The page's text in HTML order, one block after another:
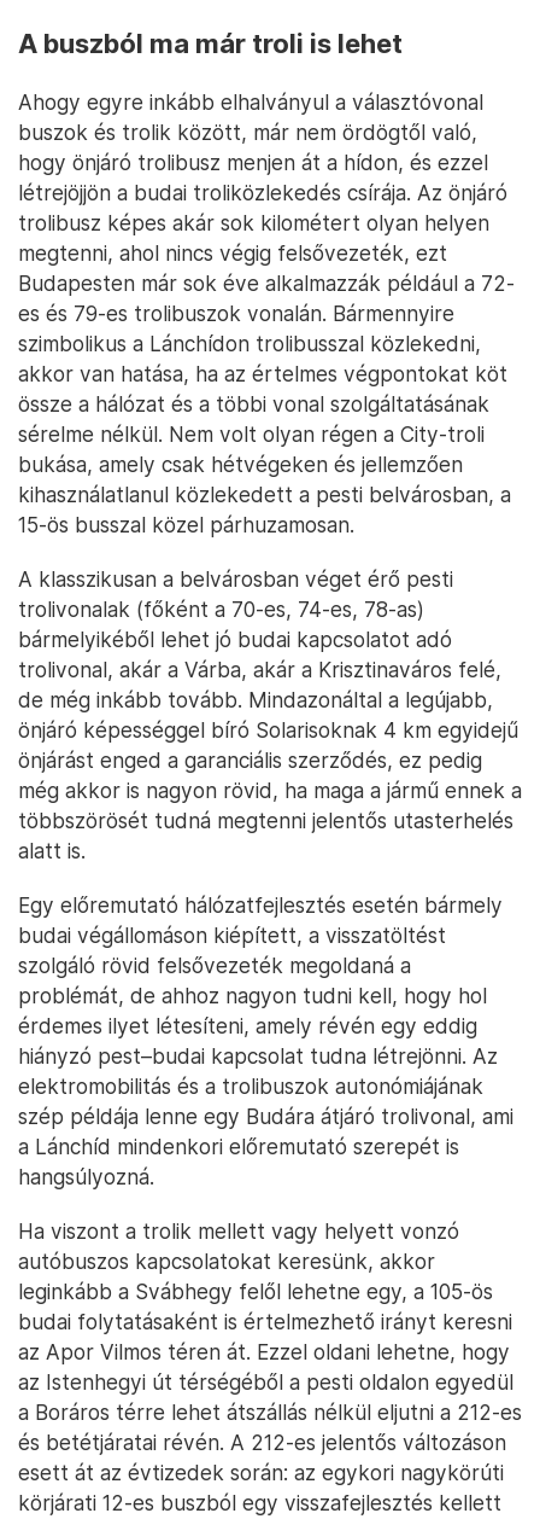
A buszból ma már troli is lehet
Ahogy egyre inkább elhalványul a választóvonal
buszok és trolik között, már nem ördögtől való,
hogy önjáró trolibusz menjen át a hídon, és ezzel
létrejöjjön a budai troliközlekedés csírája. Az önjáró
trolibusz képes akár sok kilométert olyan helyen
megtenni, ahol nincs végig felsővezeték, ezt
Budapesten már sok éve alkalmazzák például a 72-
es és 79-es trolibuszok vonalán. Bármennyire
szimbolikus a Lánchídon trolibusszal közlekedni,
akkor van hatása, ha az értelmes végpontokat köt
össze a hálózat és a többi vonal szolgáltatásának
sérelme nélkül. Nem volt olyan régen a City-troli
bukása, amely csak hétvégeken és jellemzően
kihasználatlanul közlekedett a pesti belvárosban, a
15-ös busszal közel párhuzamosan.
A klasszikusan a belvárosban véget érő pesti
trolivonalak (főként a 70-es, 74-es, 78-as)
bármelyikéből lehet jó budai kapcsolatot adó
trolivonal, akár a Várba, akár a Krisztinaváros felé,
de még inkább tovább. Mindazonáltal a legújabb,
önjáró képességgel bíró Solarisoknak 4 km egyidejű
önjárást enged a garanciális szerződés, ez pedig
még akkor is nagyon rövid, ha maga a jármű ennek a
többszörösét tudná megtenni jelentős utasterhelés
alatt is.
Egy előremutató hálózatfejlesztés esetén bármely
budai végállomáson kiépített, a visszatöltést
szolgáló rövid felsővezeték megoldaná a
problémát, de ahhoz nagyon tudni kell, hogy hol
érdemes ilyet létesíteni, amely révén egy eddig
hiányzó pest–budai kapcsolat tudna létrejönni. Az
elektromobilitás és a trolibuszok autonómiájának
szép példája lenne egy Budára átjáró trolivonal, ami
a Lánchíd mindenkori előremutató szerepét is
hangsúlyozná.
Ha viszont a trolik mellett vagy helyett vonzó
autóbuszos kapcsolatokat keresünk, akkor
leginkább a Svábhegy felől lehetne egy, a 105-ös
budai folytatásaként is értelmezhető irányt keresni
az Apor Vilmos téren át. Ezzel oldani lehetne, hogy
az Istenhegyi út térségéből a pesti oldalon egyedül
a Boráros térre lehet átszállás nélkül eljutni a 212-es
és betétjáratai révén. A 212-es jelentős változáson
esett át az évtizedek során: az egykori nagykörúti
körjárati 12-es buszból egy visszafejlesztés kellett